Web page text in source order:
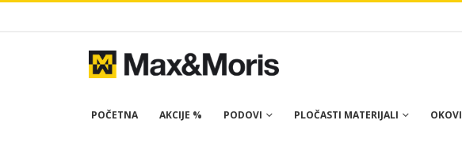
POČETNA AKCIJE % PODOVI PLOČASTI MATERIJALI OKOVI